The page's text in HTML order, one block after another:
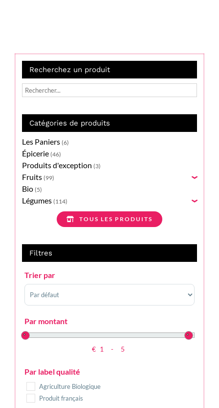
Recherchez un produit
Catégories de produits
Les Paniers (6)
Épicerie (46)
Produits d'exception (3)
Fruits (99) ›
Bio (5)
Légumes (114) ›
TOUS LES PRODUITS
Filtres
Trier par
Sort Products
Par montant
€ Minimum Price
-Maximum Price
Par label qualité
Agriculture Biologique
Produit français